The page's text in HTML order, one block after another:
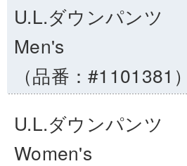
U.L.ダウンパンツ
Men's
（品番：#1101381）
U.L.ダウンパンツ
Women's